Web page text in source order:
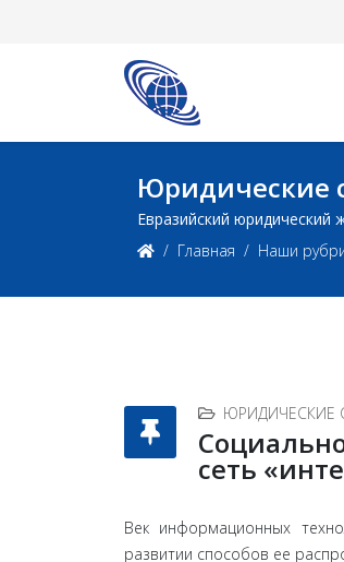
Юридические
Евразийский юридический
Главная
Наши
ЮРИДИЧЕСКИЕ
сеть
Век информационных
развитии способов ее